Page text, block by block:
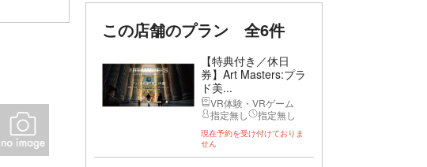
この店舗のプラン 全6件
【特典付き／休日
券】Art Masters:プラ
ド美...
VR体験・VRゲーム
指定無し
指定無し
現在予約を受け付けておりま
せん